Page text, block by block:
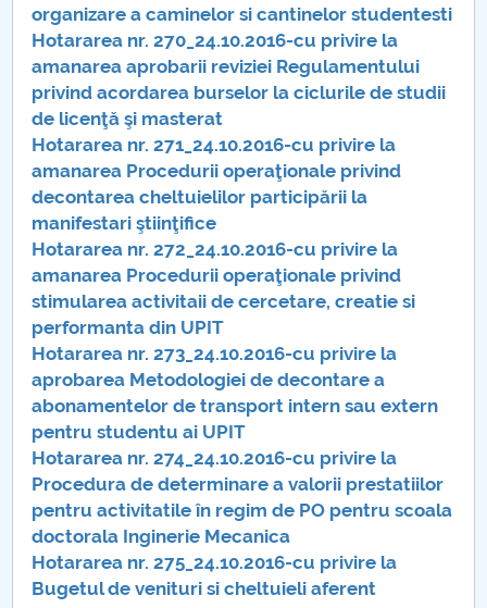
Hotărâri Senat 25 ianuarie 2016
Hotarari Senat din 19 decembrie 2016
Hotărâri Senat 4 februarie 2016
Hotărâri Senat 12 februarie 2016
Hotărâri Senat 4 martie 2016
Hotărâri Senat 21 martie 2016
Hotărâri Senat 11 aprilie 2016
Hotărâri Senat 18 aprilie 2016
Hotărâri Senat din 23 mai 2016
Hotarari Senat din 21 iunie 2016
Hotărâri Senat din 29 iunie 2016
organizare a caminelor si cantinelor studentesti
Hotararea nr. 270_24.10.2016-cu privire la
amanarea aprobarii reviziei Regulamentului
privind acordarea burselor la ciclurile de studii
de licenţă şi masterat
Hotararea nr. 271_24.10.2016-cu privire la
amanarea Procedurii operaţionale privind
decontarea cheltuielilor participării la
manifestari ştiinţifice
Hotararea nr. 272_24.10.2016-cu privire la
amanarea Procedurii operaţionale privind
stimularea activitaii de cercetare, creatie si
performanta din UPIT
Hotararea nr. 273_24.10.2016-cu privire la
aprobarea Metodologiei de decontare a
abonamentelor de transport intern sau extern
pentru studentu ai UPIT
Hotararea nr. 274_24.10.2016-cu privire la
Procedura de determinare a valorii prestatiilor
pentru activitatile în regim de PO pentru scoala
doctorala Inginerie Mecanica
Hotararea nr. 275_24.10.2016-cu privire la
Bugetul de venituri si cheltuieli aferent